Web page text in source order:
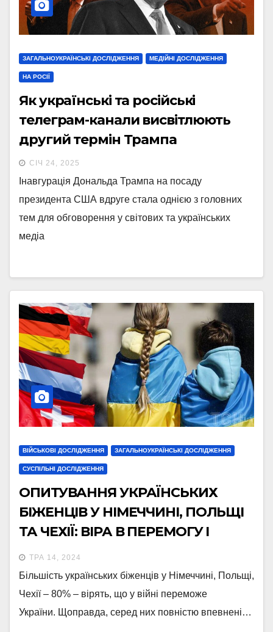
ЗАГАЛЬНОУКРАЇНСЬКІ ДОСЛІДЖЕННЯ МЕДІЙНІ ДОСЛІДЖЕННЯ
НА РОСІЇ
Як українські та російські
телеграм-канали висвітлюють
другий термін Трампа
СІЧ 24, 2025
Інавгурація Дональда Трампа на посаду
президента США вдруге стала однією з головних
тем для обговорення у світових та українських
медіа
ВІЙСЬКОВІ ДОСЛІДЖЕННЯ ЗАГАЛЬНОУКРАЇНСЬКІ ДОСЛІДЖЕННЯ
СУСПІЛЬНІ ДОСЛІДЖЕННЯ
ОПИТУВАННЯ УКРАЇНСЬКИХ
БІЖЕНЦІВ У НІМЕЧЧИНІ, ПОЛЬЩІ
ТА ЧЕХІЇ: ВІРА В ПЕРЕМОГУ І
СТАВЛЕННЯ ДО ОДНОГО З
МОЖЛИВИХ СЦЕНАРІЇВ
ТРА 14, 2024
Більшість українських біженців у Німеччині, Польщі,
Чехії – 80% – вірять, що у війні переможе
України. Щоправда, серед них повністю впевнені…